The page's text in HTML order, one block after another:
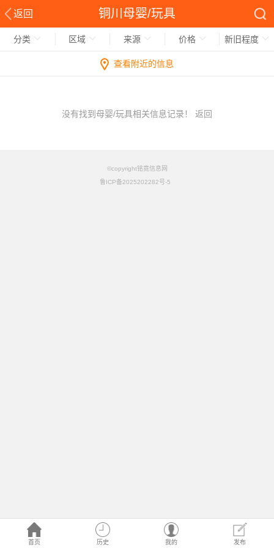
返回 铜川母婴/玩具
首页 历史 我的 发布
分类 区域 来源 价格 新旧程度
查看附近的信息
没有找到母婴/玩具相关信息记录！ 返回
©copyright铭竟信息网
鲁ICP备2025202282号-5